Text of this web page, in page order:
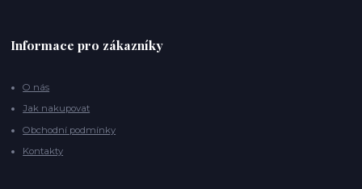
Informace pro zákazníky
O nás
Jak nakupovat
Obchodní podmínky
Kontakty